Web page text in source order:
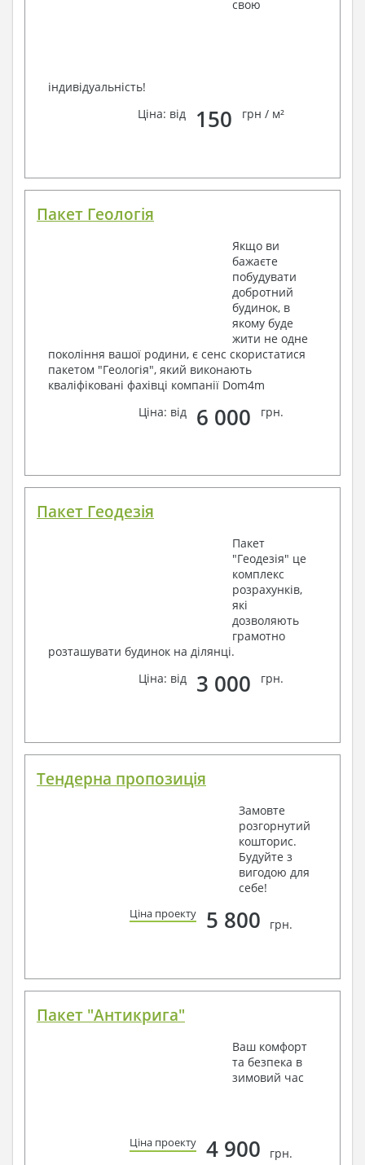
свою
індивідуальність!
Ціна: від
150 грн / м²
Пакет Геологія
Якщо ви
бажаєте
побудувати
добротний
будинок, в
якому буде
жити не одне
покоління вашої родини, є сенс скористатися
пакетом "Геологія", який виконають
кваліфіковані фахівці компанії Dom4m
Ціна: від
6 000 грн.
Пакет Геодезія
Пакет
"Геодезія" це
комплекс
розрахунків,
які
дозволяють
грамотно
розташувати будинок на ділянці.
Ціна: від
3 000 грн.
Тендерна пропозиція
Замовте
розгорнутий
кошторис.
Будуйте з
вигодою для
себе!
Ціна проекту 5 800 грн.
Пакет "Антикрига"
Ваш комфорт
та безпека в
зимовий час
Ціна проекту 4 900 грн.